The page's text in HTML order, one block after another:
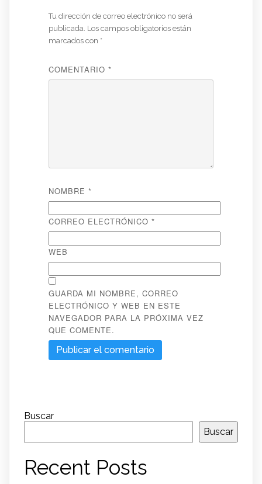
Tu dirección de correo electrónico no será
publicada. Los campos obligatorios están
marcados con *
COMENTARIO *
NOMBRE *
CORREO ELECTRÓNICO *
WEB
GUARDA MI NOMBRE, CORREO
ELECTRÓNICO Y WEB EN ESTE
NAVEGADOR PARA LA PRÓXIMA VEZ
QUE COMENTE.
Buscar
Buscar
Recent Posts